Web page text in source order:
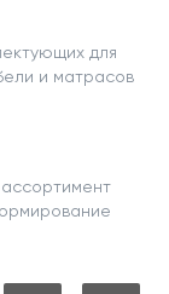
для
и матрасов